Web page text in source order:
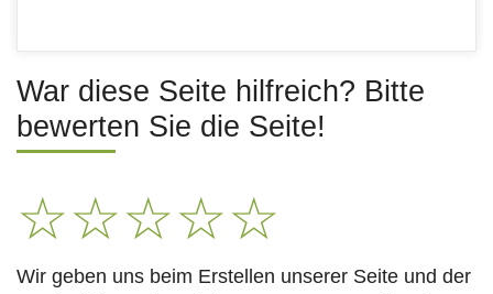
War diese Seite hilfreich? Bitte
bewerten Sie die Seite!
☆☆☆☆☆
Wir geben uns beim Erstellen unserer Seite und der